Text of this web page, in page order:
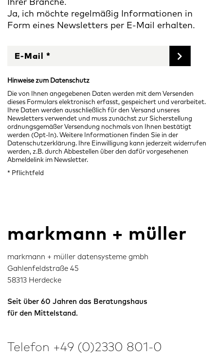
Ja, ich möchte regelmäßig Informationen in
Form eines Newsletters per E-Mail erhalten.
Hinweise zum Datenschutz
Die von Ihnen angegebenen Daten werden mit dem Versenden
dieses Formulars elektronisch erfasst, gespeichert und verarbeitet.
Ihre Daten werden ausschließlich für den Versand unseres
Newsletters verwendet und muss zunächst zur Sicherstellung
ordnungsgemäßer Versendung nochmals von Ihnen bestätigt
werden (Opt-In). Weitere Informationen finden Sie in der
Datenschutzerklärung. Ihre Einwilligung kann jederzeit widerrufen
werden, z.B. durch Abbestellen über den dafür vorgesehenen
Abmeldelink im Newsletter.
* Pflichtfeld
markmann + müller
markmann + müller datensysteme gmbh
Gahlenfeldstraße 45
58313 Herdecke
Seit über 60 Jahren das Beratungshaus
für den Mittelstand.
Telefon +49 (0)2330 801-0